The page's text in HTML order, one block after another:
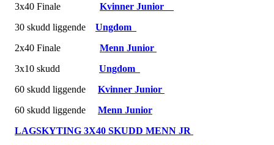
3x40 Finale Kvinner Junior
30 skudd liggende Ungdom
2x40 Finale Menn Junior
3x10 skudd Ungdom
60 skudd liggende Kvinner Junior
60 skudd liggende Menn Junior
LAGSKYTING 3X40 SKUDD MENN JR